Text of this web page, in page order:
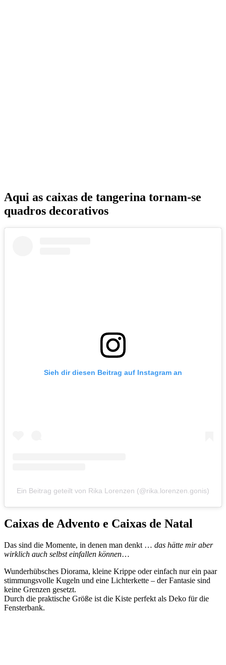
Aqui as caixas de tangerina tornam-se
quadros decorativos
Sieh dir diesen Beitrag auf Instagram an
Ein Beitrag geteilt von Rika Lorenzen (@rika.lorenzen.gonis)
Caixas de Advento e Caixas de Natal
Das sind die Momente, in denen man denkt … das hätte mir aber
wirklich auch selbst einfallen können…
Wunderhübsches Diorama, kleine Krippe oder einfach nur ein paar
stimmungsvolle Kugeln und eine Lichterkette – der Fantasie sind
keine Grenzen gesetzt.
Durch die praktische Größe ist die Kiste perfekt als Deko für die
Fensterbank.